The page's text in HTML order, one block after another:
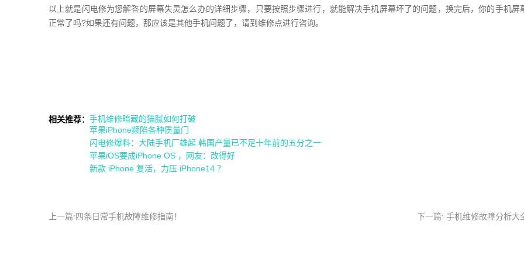
以上就是闪电修为您解答的屏幕失灵怎么办的详细步骤，只要按照步骤进行，就能解决手机屏幕坏了的问题，换完后，你的手机屏
正常了吗?如果还有问题，那应该是其他手机问题了，请到维修点进行咨询。
相关推荐： 手机维修暗藏的猫腻如何打破
苹果iPhone频陷各种质量门
闪电修爆料：大陆手机厂雄起 韩国产量已不足十年前的五分之一
苹果iOS要成iPhone OS ，网友：改得好
新款 iPhone 复活，力压 iPhone14 ？
上一篇:四条日常手机故障维修指南！ 下一篇: 手机维修故障分析大